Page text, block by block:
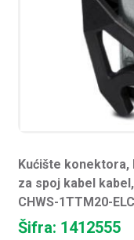
Kućište konektora,
za spoj kabel
CHWS-1TTM20-
Šifra: 1412555